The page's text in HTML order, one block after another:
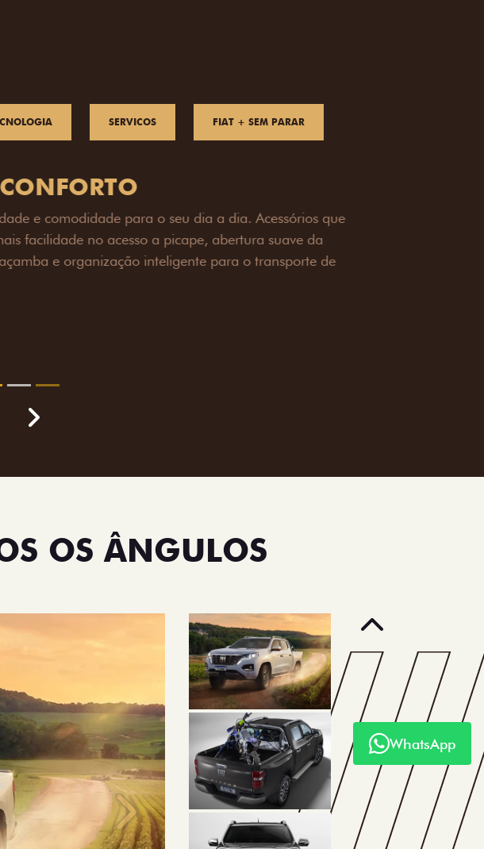
SERVICOS FIAT + SEM PARAR
OFF-ROAD
sua picape para qualquer desafio. O Pack off-road combina
de reboque para até 3,5 toneladas, alargadores de para-
overbumper, oferecendo mais capacidade de reboque,
extra para a carroceria e um visual ainda mais imponente
Next
OS ÂNGULOS
Próximo
Anterior
WhatsApp